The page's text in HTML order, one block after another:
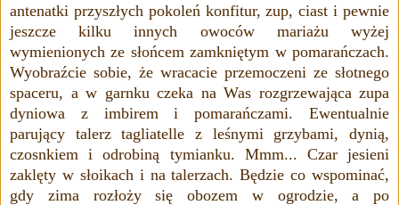
antenatki przyszłych pokoleń konfitur, zup, ciast i pewnie
jeszcze kilku innych owoców mariażu wyżej
wymienionych ze słońcem zamkniętym w pomarańczach.
Wyobraźcie sobie, że wracacie przemoczeni ze słotnego
spaceru, a w garnku czeka na Was rozgrzewająca zupa
dyniowa z imbirem i pomarańczami. Ewentualnie
parujący talerz tagliatelle z leśnymi grzybami, dynią,
czosnkiem i odrobiną tymianku. Mmm... Czar jesieni
zaklęty w słoikach i na talerzach. Będzie co wspominać,
gdy zima rozłoży się obozem w ogrodzie, a po